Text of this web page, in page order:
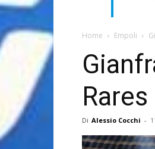
Home Empoli
Di Alessio Cocchi -